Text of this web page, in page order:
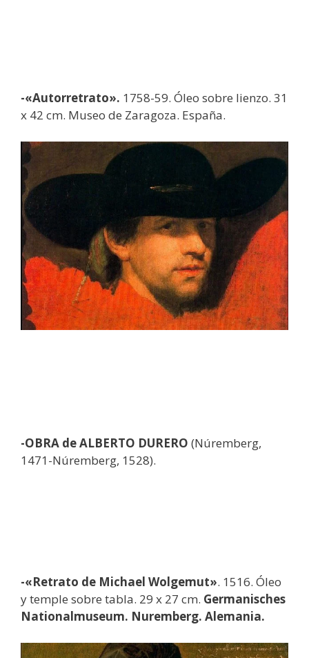
-«Autorretrato». 1758-59. Óleo sobre lienzo. 31
x 42 cm. Museo de Zaragoza. España.
-OBRA de ALBERTO DURERO (Núremberg,
1471-Núremberg, 1528).
-«Retrato de Michael Wolgemut». 1516. Óleo
y temple sobre tabla. 29 x 27 cm. Germanisches
Nationalmuseum. Nuremberg. Alemania.